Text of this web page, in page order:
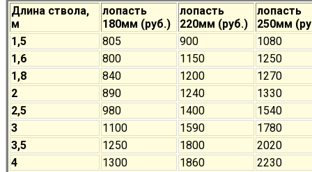
Длина ствола,
м
лопасть
180мм (руб.)
лопасть
220мм (руб.)
лопасть
250мм
1,5
805 900
1080
1,6
800 1150
1250
1,8
840 1200
1270
2
890 1240
1330
2,5
980 1400
1540
3
1100 1590
1780
3,5
1250 1800
2020
4
1300 1860
2230